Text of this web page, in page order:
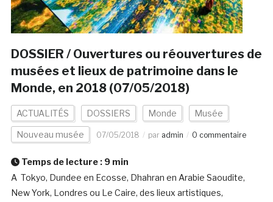
DOSSIER / Ouvertures ou réouvertures de
musées et lieux de patrimoine dans le
Monde, en 2018 (07/05/2018)
ACTUALITÉS DOSSIERS Monde Musée
Nouveau musée 07/05/2018 par admin 0 commentaire
Temps de lecture : 9 min
A Tokyo, Dundee en Ecosse, Dhahran en Arabie Saoudite,
New York, Londres ou Le Caire, des lieux artistiques,